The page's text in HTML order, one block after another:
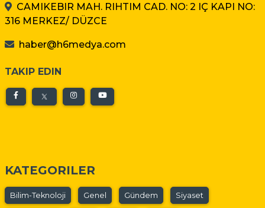
CAMIKEBIR MAH. RIHTIM CAD. NO: 2 IÇ KAPI NO:
316 MERKEZ/ DÜZCE
haber@h6medya.com
TAKIP EDIN
KATEGORILER
Bilim-Teknoloji Genel Gündem Siyaset